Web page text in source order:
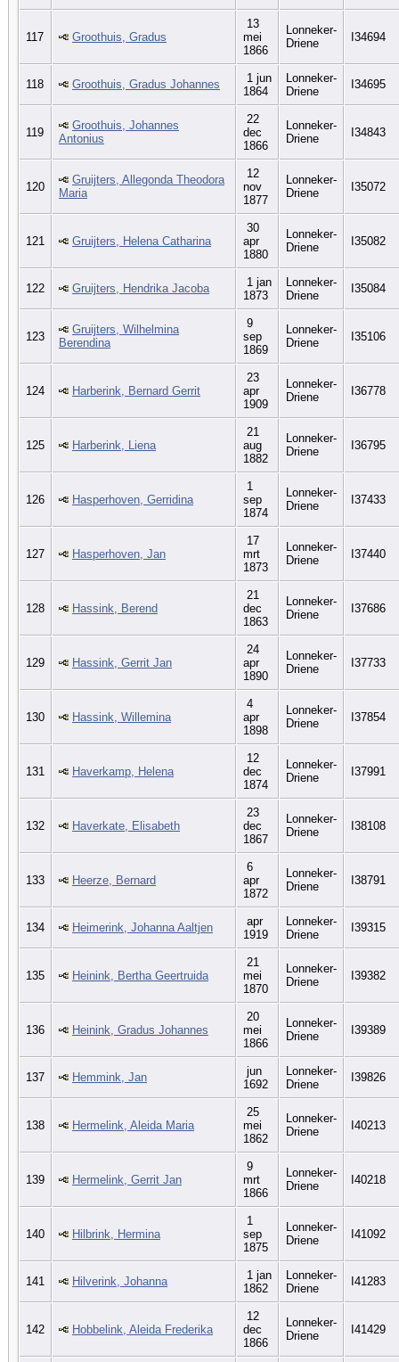
117 Groothuis, Gradus
13
mei
1866
Lonneker-
Driene
I34694
118 Groothuis, Gradus Johannes
1 jun
1864
Lonneker-
Driene
I34695
119
Groothuis, Johannes
Antonius
22
dec
1866
Lonneker-
Driene
I34843
120
Gruijters, Allegonda Theodora
Maria
12
nov
1877
Lonneker-
Driene
I35072
121 Gruijters, Helena Catharina
30
apr
1880
Lonneker-
Driene
I35082
122 Gruijters, Hendrika Jacoba
1 jan
1873
Lonneker-
Driene
I35084
123
Gruijters, Wilhelmina
Berendina
9
sep
1869
Lonneker-
Driene
I35106
124 Harberink, Bernard Gerrit
23
apr
1909
Lonneker-
Driene
I36778
125 Harberink, Liena
21
aug
1882
Lonneker-
Driene
I36795
126 Hasperhoven, Gerridina
1
sep
1874
Lonneker-
Driene
I37433
127 Hasperhoven, Jan
17
mrt
1873
Lonneker-
Driene
I37440
128 Hassink, Berend
21
dec
1863
Lonneker-
Driene
I37686
129 Hassink, Gerrit Jan
24
apr
1890
Lonneker-
Driene
I37733
130 Hassink, Willemina
4
apr
1898
Lonneker-
Driene
I37854
131 Haverkamp, Helena
12
dec
1874
Lonneker-
Driene
I37991
132 Haverkate, Elisabeth
23
dec
1867
Lonneker-
Driene
I38108
133 Heerze, Bernard
6
apr
1872
Lonneker-
Driene
I38791
134 Heimerink, Johanna Aaltjen
apr
1919
Lonneker-
Driene
I39315
135 Heinink, Bertha Geertruida
21
mei
1870
Lonneker-
Driene
I39382
136 Heinink, Gradus Johannes
20
mei
1866
Lonneker-
Driene
I39389
137 Hemmink, Jan
jun
1692
Lonneker-
Driene
I39826
138 Hermelink, Aleida Maria
25
mei
1862
Lonneker-
Driene
I40213
139 Hermelink, Gerrit Jan
9
mrt
1866
Lonneker-
Driene
I40218
140 Hilbrink, Hermina
1
sep
1875
Lonneker-
Driene
I41092
141 Hilverink, Johanna
1 jan
1862
Lonneker-
Driene
I41283
142 Hobbelink, Aleida Frederika
12
dec
1866
Lonneker-
Driene
I41429